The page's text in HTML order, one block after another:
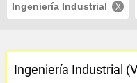
Ingeniería Industrial
Ingeniería Industrial